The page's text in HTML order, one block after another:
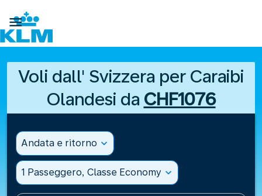

Voli dall' Svizzera per Caraibi
Olandesi da CHF1076
Andata e ritorno expand_more
1 Passeggero, Classe Economy expand_more